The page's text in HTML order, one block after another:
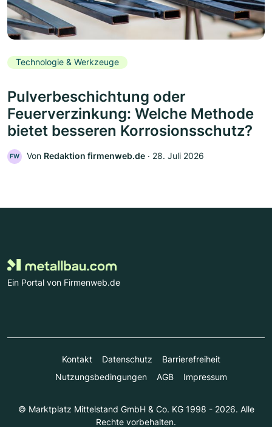
Technologie & Werkzeuge
Pulverbeschichtung oder
Feuerverzinkung: Welche Methode
bietet besseren Korrosionsschutz?
FW Von Redaktion firmenweb.de ‧ 28. Juli 2026
Ein Portal von Firmenweb.de
Kontakt Datenschutz
Barrierefreiheit
Nutzungsbedingungen
AGB Impressum
© Marktplatz Mittelstand GmbH & Co. KG 1998 - 2026. Alle
Rechte vorbehalten.